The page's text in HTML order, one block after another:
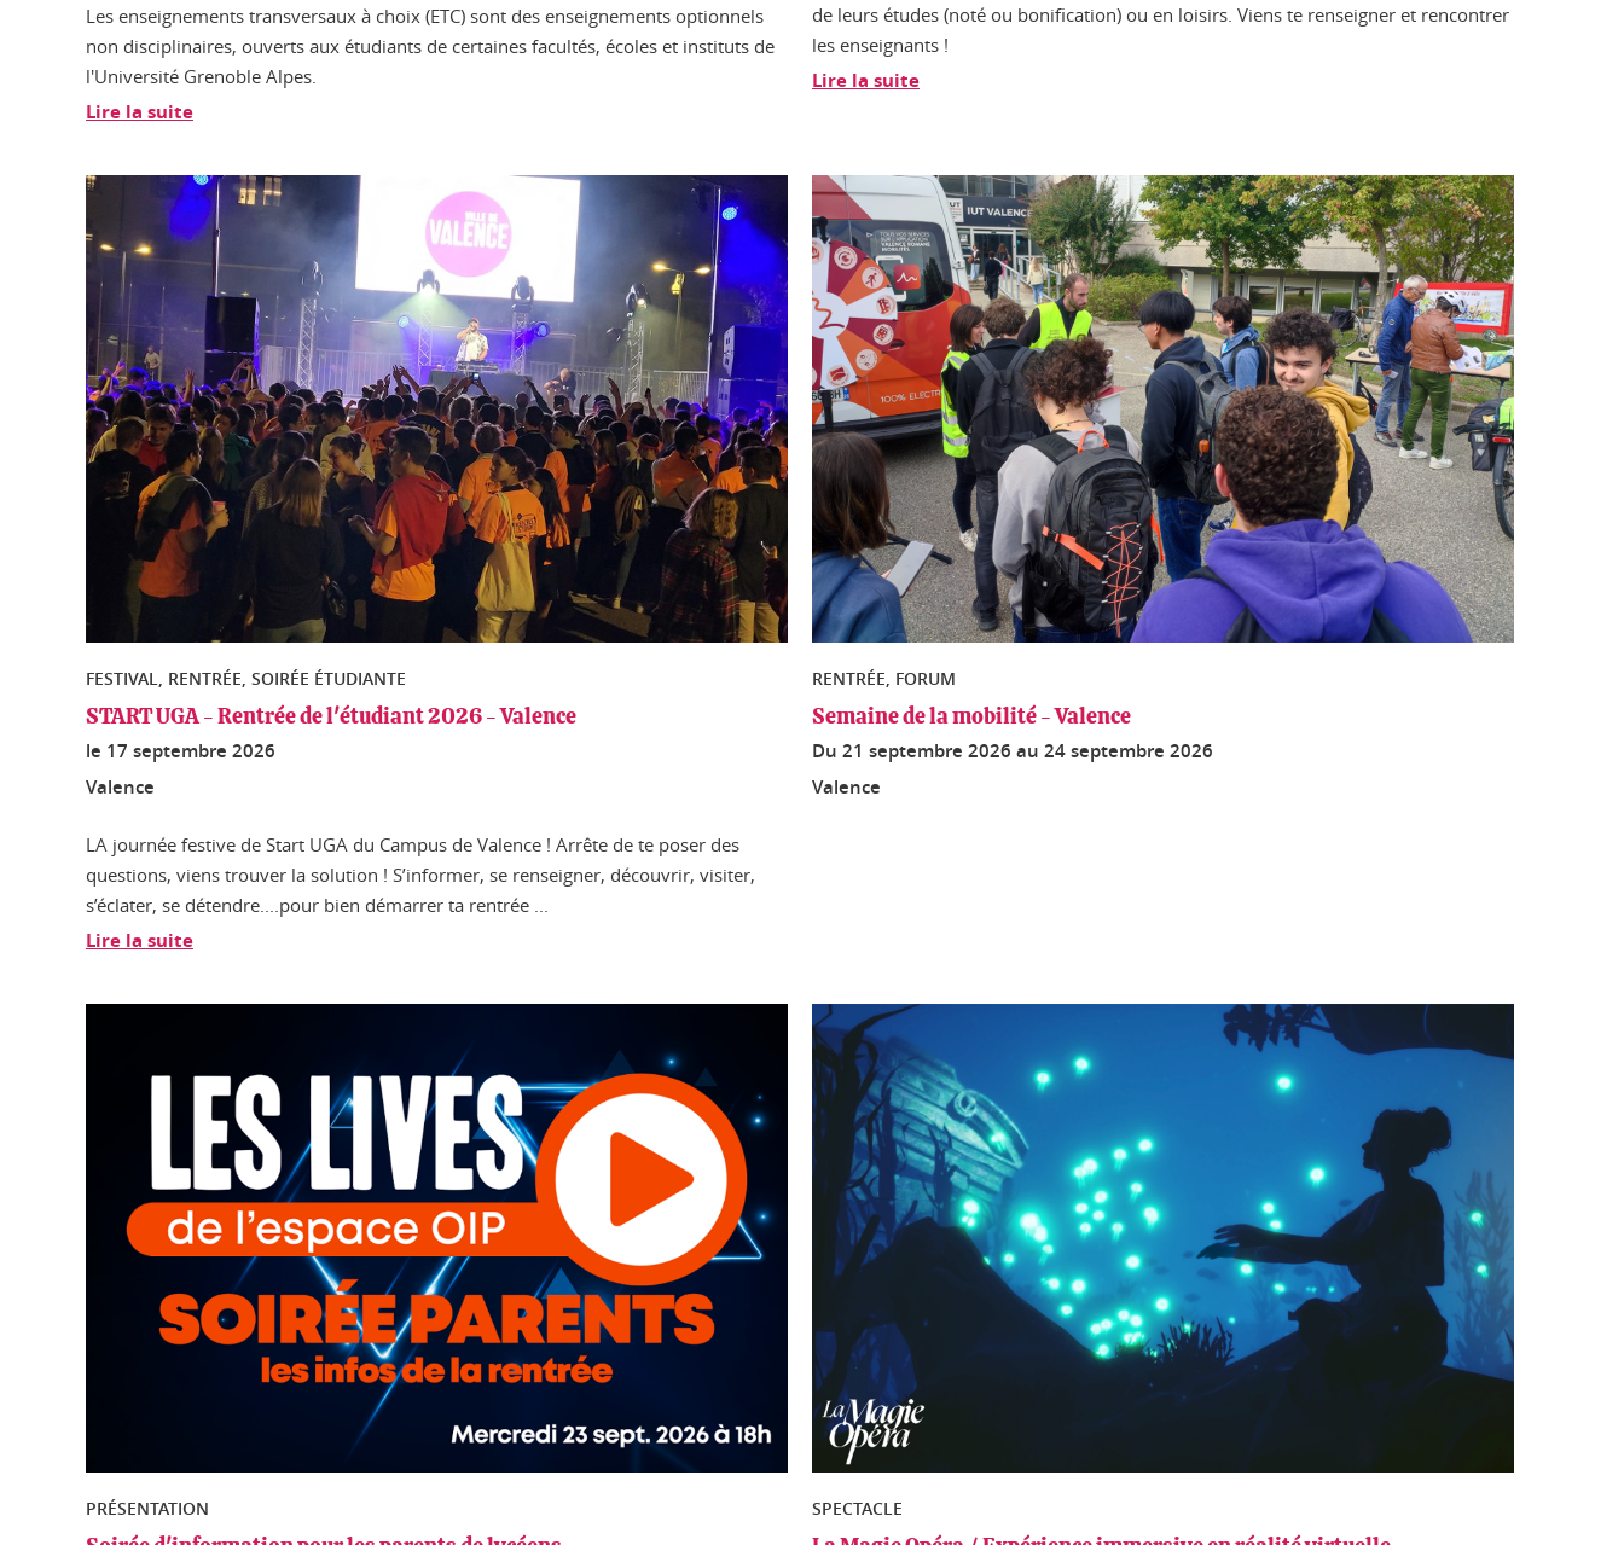
Les enseignements transversaux à choix (ETC) sont des enseignements optionnels
non disciplinaires, ouverts aux étudiants de certaines facultés, écoles et instituts de
l'Université Grenoble Alpes.
Lire la suite
de leurs études (noté ou bonification) ou en loisirs. Viens te renseigner et rencontrer
les enseignants !
Lire la suite
FESTIVAL, RENTRÉE, SOIRÉE ÉTUDIANTE
START UGA - Rentrée de l'étudiant 2026 - Valence
le 17 septembre 2026
Valence
LA journée festive de Start UGA du Campus de Valence ! Arrête de te poser des
questions, viens trouver la solution ! S’informer, se renseigner, découvrir, visiter,
s’éclater, se détendre....pour bien démarrer ta rentrée ...
Lire la suite
RENTRÉE, FORUM
Semaine de la mobilité - Valence
Du 21 septembre 2026 au 24 septembre 2026
Valence
PRÉSENTATION SPECTACLE